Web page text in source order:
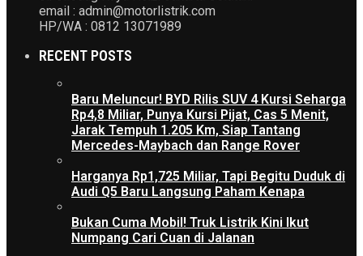
email : admin@motorlistrik.com
HP/WA : 0812 13071989
RECENT POSTS
Baru Meluncur! BYD Rilis SUV 4 Kursi Seharga
Rp4,8 Miliar, Punya Kursi Pijat, Cas 5 Menit,
Jarak Tempuh 1.205 Km, Siap Tantang
Mercedes-Maybach dan Range Rover
Harganya Rp1,725 Miliar, Tapi Begitu Duduk di
Audi Q5 Baru Langsung Paham Kenapa
Bukan Cuma Mobil! Truk Listrik Kini Ikut
Numpang Cari Cuan di Jalanan